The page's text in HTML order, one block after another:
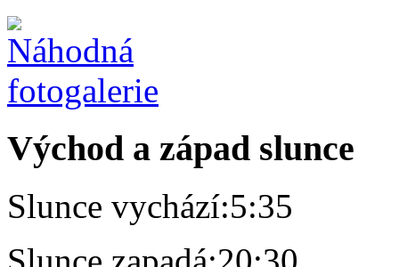
Východ a západ slunce
Slunce vychází:5:35